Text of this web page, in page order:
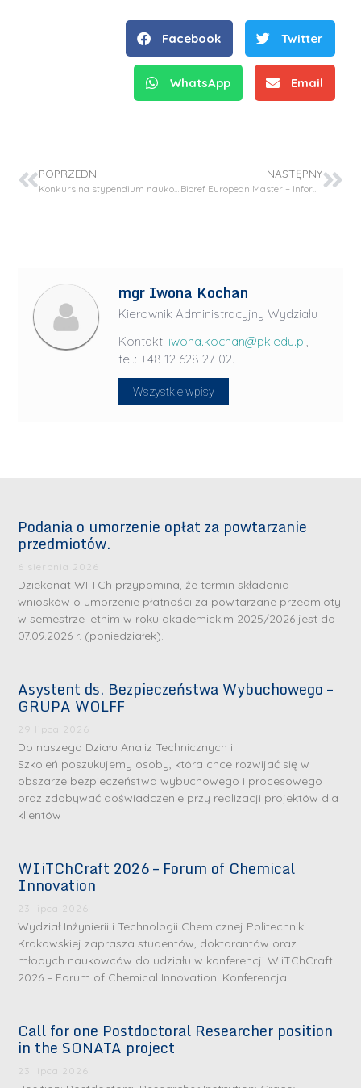
Facebook Twitter
WhatsApp Email
POPRZEDNI
Konkurs na stypendium naukowe w projekcie OPUS 21 (NCN)
NASTĘPNY
Bioref European Master – Information Session December 2022
mgr Iwona Kochan
Kierownik Administracyjny Wydziału
Kontakt: iwona.kochan@pk.edu.pl,
tel.: +48 12 628 27 02.
Wszystkie wpisy
Podania o umorzenie opłat za powtarzanie
przedmiotów.
6 sierpnia 2026
Dziekanat WIiTCh przypomina, że termin składania
wniosków o umorzenie płatności za powtarzane przedmioty
w semestrze letnim w roku akademickim 2025/2026 jest do
07.09.2026 r. (poniedziałek).
Asystent ds. Bezpieczeństwa Wybuchowego –
GRUPA WOLFF
29 lipca 2026
Do naszego Działu Analiz Technicznych i
Szkoleń poszukujemy osoby, która chce rozwijać się w
obszarze bezpieczeństwa wybuchowego i procesowego
oraz zdobywać doświadczenie przy realizacji projektów dla
klientów
WIiTChCraft 2026 – Forum of Chemical
Innovation
23 lipca 2026
Wydział Inżynierii i Technologii Chemicznej Politechniki
Krakowskiej zaprasza studentów, doktorantów oraz
młodych naukowców do udziału w konferencji WIiTChCraft
2026 – Forum of Chemical Innovation. Konferencja
Call for one Postdoctoral Researcher position
in the SONATA project
23 lipca 2026